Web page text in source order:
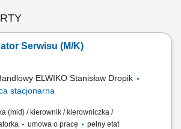
Serwisu (M/K)
ELWIKO Stanisław Dropik
stacjonarna
(mid) / kierownik / kierowniczka /
umowa o pracę pełny etat